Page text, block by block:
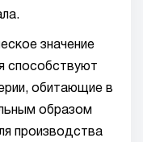
значение
способствуют
обитающие в
образом
производства